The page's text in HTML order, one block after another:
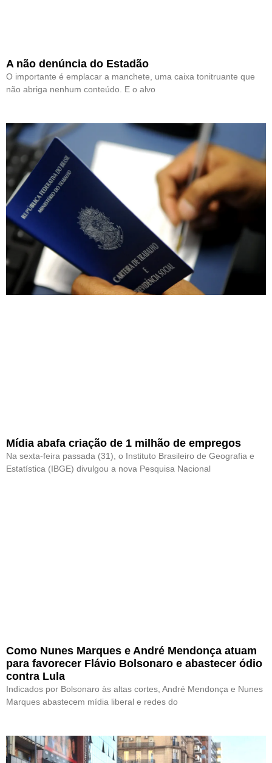
A não denúncia do Estadão
O importante é emplacar a manchete, uma caixa tonitruante que
não abriga nenhum conteúdo. E o alvo
Mídia abafa criação de 1 milhão de empregos
Na sexta-feira passada (31), o Instituto Brasileiro de Geografia e
Estatística (IBGE) divulgou a nova Pesquisa Nacional
Como Nunes Marques e André Mendonça atuam
para favorecer Flávio Bolsonaro e abastecer ódio
contra Lula
Indicados por Bolsonaro às altas cortes, André Mendonça e Nunes
Marques abastecem mídia liberal e redes do